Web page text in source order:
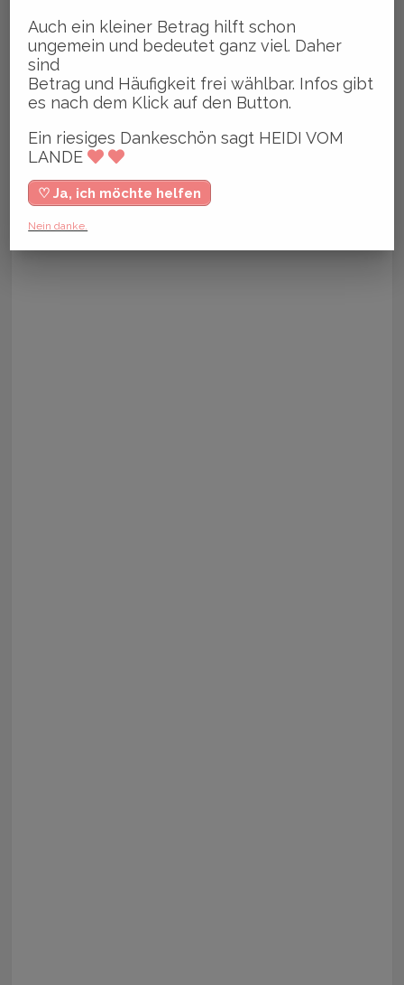
Auch ein kleiner Betrag hilft schon
ungemein und bedeutet ganz viel. Daher
sind
Betrag und Häufigkeit frei wählbar. Infos gibt
es nach dem Klick auf den Button.
Ein riesiges Dankeschön sagt HEIDI VOM
LANDE
♡ Ja, ich möchte helfen
Nein danke.